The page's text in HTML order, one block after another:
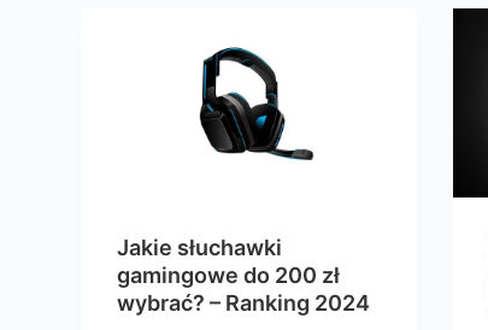
Jakie słuchawki
gamingowe do 200 zł
wybrać? – Ranking 2024